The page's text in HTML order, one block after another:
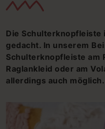
Die Schulterknopfleiste
gedacht. In unserem
Schulterknopfleiste am
Raglankleid oder am
allerdings auch möglich.